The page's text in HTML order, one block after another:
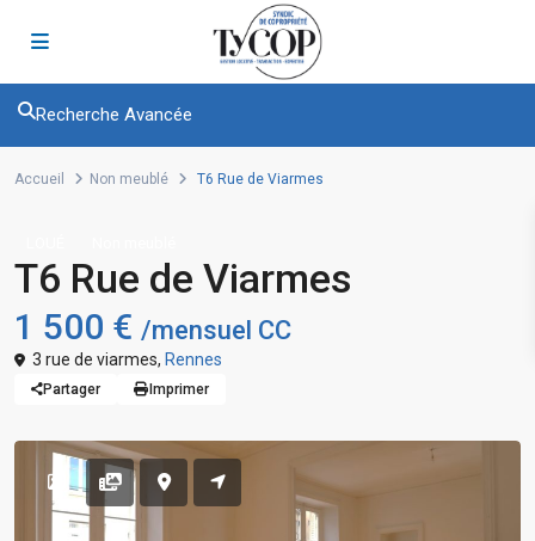
Recherche Avancée
Accueil Non meublé T6 Rue de Viarmes
T6 Rue de Viarmes
1 500 € /mensuel CC
3 rue de viarmes, Rennes
Partager Imprimer